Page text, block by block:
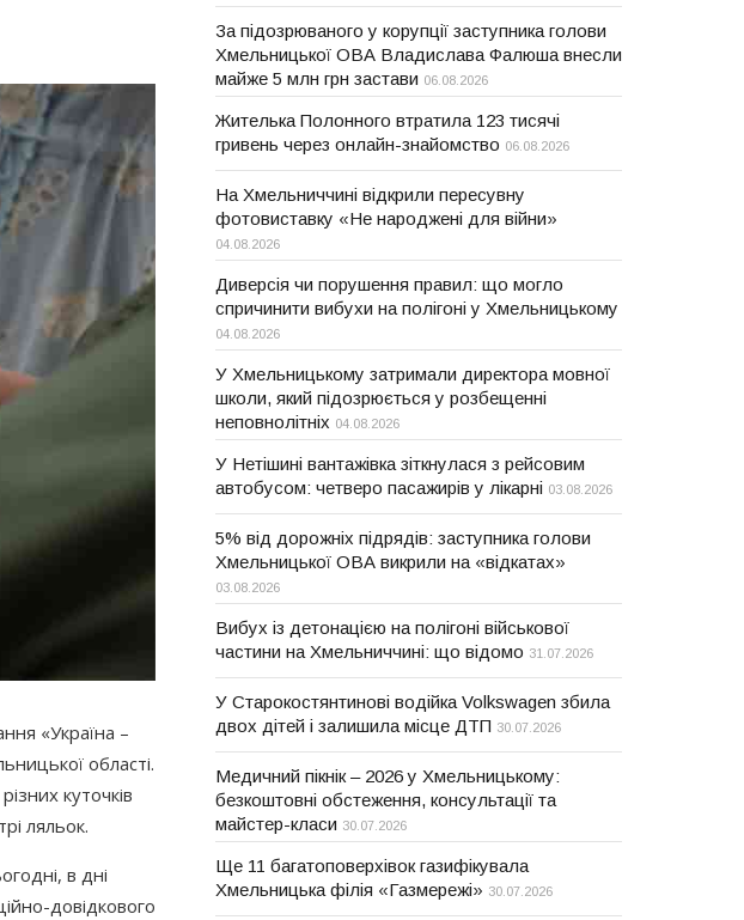
«Україна –
області.
куточків
ляльок.
в дні
довідкового
За підозрюваного у корупції заступника голови
Хмельницької ОВА Владислава Фалюша внесли
майже 5 млн грн застави 06.08.2026
Жителька Полонного втратила 123 тисячі
гривень через онлайн-знайомство 06.08.2026
На Хмельниччині відкрили пересувну
фотовиставку «Не народжені для війни»
04.08.2026
Диверсія чи порушення правил: що могло
спричинити вибухи на полігоні у Хмельницькому
04.08.2026
У Хмельницькому затримали директора мовної
школи, який підозрюється у розбещенні
неповнолітніх 04.08.2026
У Нетішині вантажівка зіткнулася з рейсовим
автобусом: четверо пасажирів у лікарні 03.08.2026
5% від дорожніх підрядів: заступника голови
Хмельницької ОВА викрили на «відкатах»
03.08.2026
Вибух із детонацією на полігоні військової
частини на Хмельниччині: що відомо 31.07.2026
У Старокостянтинові водійка Volkswagen збила
двох дітей і залишила місце ДТП 30.07.2026
Медичний пікнік – 2026 у Хмельницькому:
безкоштовні обстеження, консультації та
майстер-класи 30.07.2026
Ще 11 багатоповерхівок газифікувала
Хмельницька філія «Газмережі» 30.07.2026